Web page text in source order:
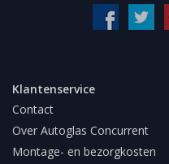
Klantenservice
Contact
Over Autoglas Concurrent
Montage- en bezorgkosten